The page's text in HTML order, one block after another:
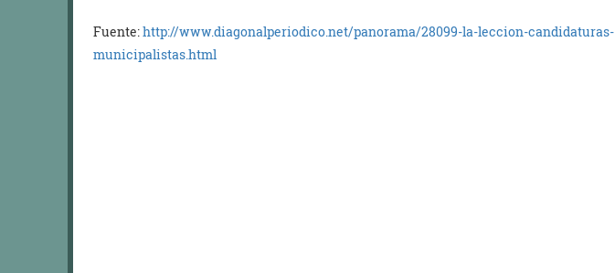
Fuente:http://www.diagonalperiodico.net/panorama/28099-la-leccion-candidaturas-
municipalistas.html